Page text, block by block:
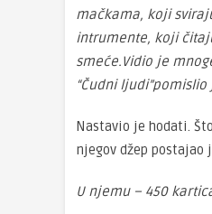
mačkama, koji
intrumente, koji
smeće.Vidio je
“Čudni
Nastavio je hodati.
njegov džep postajao
U njemu – 450